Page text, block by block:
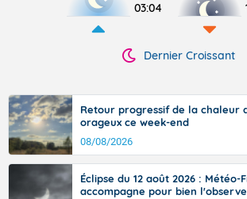
03:04
Dernier Croissant
Retour progressif de la chaleur
orageux ce week-end
08/08/2026
Éclipse du 12 août 2026 : Météo-
accompagne pour bien